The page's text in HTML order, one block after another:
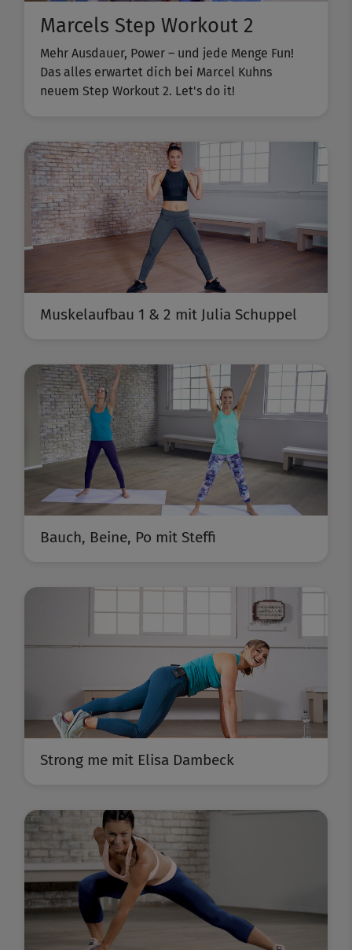
Marcels Step Workout 2
Mehr Ausdauer, Power – und jede Menge Fun!
Das alles erwartet dich bei Marcel Kuhns
neuem Step Workout 2. Let's do it!
Muskelaufbau 1 & 2 mit Julia Schuppel
Bauch, Beine, Po mit Steffi
Strong me mit Elisa Dambeck